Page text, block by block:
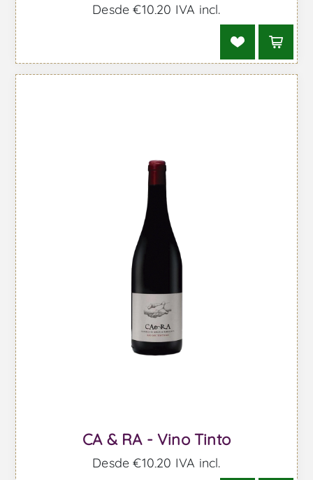
Desde €10,20 IVA incl.
CA & RA - Vino Tinto
Desde €10,20 IVA incl.